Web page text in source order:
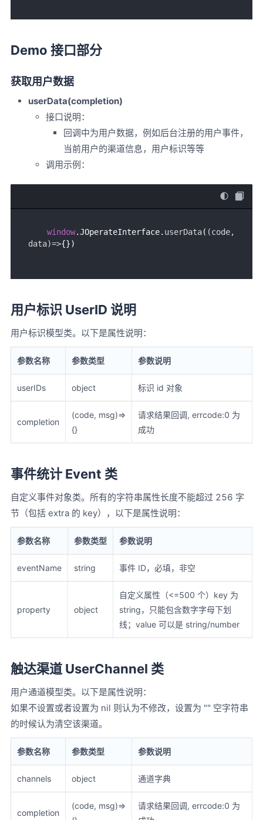
Demo 接口部分
获取用户数据
userData(completion)
接口说明：
回调中为用户数据，例如后台注册的用户事件，
当前用户的渠道信息，用户标识等等
调用示例：
window.JOperateInterface. userData( (code,
data)=>
用户标识 UserID 说明
用户标识模型类。以下是属性说明：
参数名称 参数类型 参数说明
userIDs object 标识 id 对象
completion
(code, msg)=>
{}
请求结果回调, errcode:0 为
成功
事件统计 Event 类
自定义事件对象类。所有的字符串属性长度不能超过 256 字
节（包括 extra 的 key），以下是属性说明：
参数名称 参数类型 参数说明
eventName string 事件 ID，必填，非空
property object
自定义属性（<=500 个）key 为
string，只能包含数字字母下划
线；value 可以是 string/number
触达渠道 UserChannel 类
用户通道模型类。以下是属性说明：
如果不设置或者设置为 nil 则认为不修改，设置为 "" 空字符串
的时候认为清空该渠道。
参数名称 参数类型 参数说明
channels object 通道字典
completion
(code, msg)=>
请求结果回调, errcode:0 为